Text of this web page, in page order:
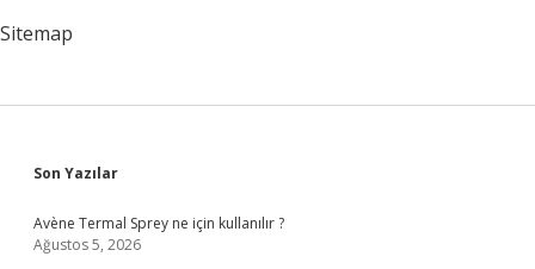
Sitemap
Sidebar
Son Yazılar
Avène Termal Sprey ne için kullanılır ?
Ağustos 5, 2026